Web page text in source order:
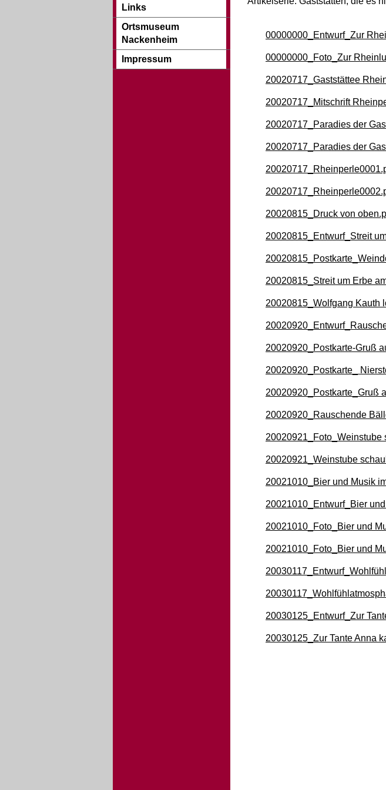
Links
Ortsmuseum
Nackenheim
Impressum
00000000_Entwurf_Zur
00000000_Foto_Zur
20020717_Gaststättee
20020717_Mitschrift
20020717_Paradies der
20020717_Paradies der
20020815_Druck von
20020815_Entwurf_Streit
20020815_Streit um Erbe
20020815_Wolfgang Kauth
20020920_Postkarte-Gruß
20020920_Postkarte_
20020920_Postkarte_Gruß
20020920_Rauschende
20020921_Foto_Weinstube
20020921_Weinstube
20021010_Bier und Musik
20021010_Entwurf_Bier
20021010_Foto_Bier und
20021010_Foto_Bier und
20030125_Entwurf_Zur
20030125_Zur Tante Anna